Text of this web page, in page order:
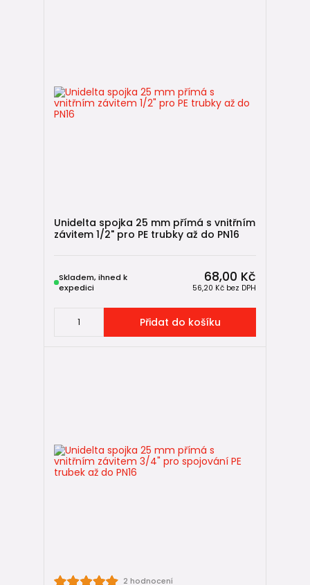
Unidelta spojka 25 mm přímá s vnitřním
závitem 1/2" pro PE trubky až do PN16
68,00 Kč
56,20 Kč bez DPH
Skladem, ihned k
expedici
Přidat do košíku
2 hodnocení